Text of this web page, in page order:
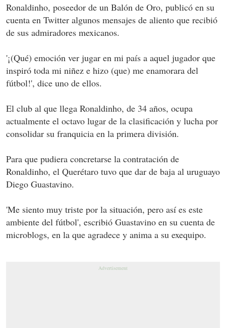
Ronaldinho, poseedor de un Balón de Oro, publicó en su
cuenta en Twitter algunos mensajes de aliento que recibió
de sus admiradores mexicanos.
'¡(Qué) emoción ver jugar en mi país a aquel jugador que
inspiró toda mi niñez e hizo (que) me enamorara del
fútbol!', dice uno de ellos.
El club al que llega Ronaldinho, de 34 años, ocupa
actualmente el octavo lugar de la clasificación y lucha por
consolidar su franquicia en la primera división.
Para que pudiera concretarse la contratación de
Ronaldinho, el Querétaro tuvo que dar de baja al uruguayo
Diego Guastavino.
'Me siento muy triste por la situación, pero así es este
ambiente del fútbol', escribió Guastavino en su cuenta de
microblogs, en la que agradece y anima a su exequipo.